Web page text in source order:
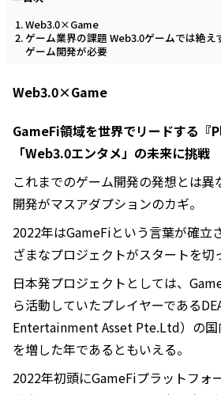
Web3.0×Game
ゲーム業界の課題 Web3.0ゲームでは絶
ゲーム開発が必要
Web3.0×Game
GameFi領域を世界でリードする『
「Web3.0エンタメ」の未来に挑戦
これまでのゲーム開発の発想とは
開発がマスアダプションのカギ。
2022年はGameFiという言葉が確立
ざまなプロジェクトがスタートを切
日本発プロジェクトとしては、
ら活動していたプレイヤーである
Entertainment Asset Pte.Ltd）の国
を増した年であるともいえる。
2022年初頭にGameFiプラットフォ